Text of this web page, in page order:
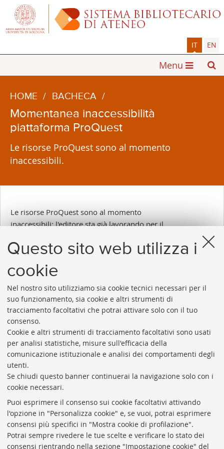
Questo sito web utilizza i
cookie
Nel nostro sito utilizziamo sia cookie tecnici necessari per il
suo funzionamento, sia cookie e altri strumenti di
tracciamento facoltativi che potrai attivare solo con il tuo
consenso.
Cookie e altri strumenti di tracciamento facoltativi sono usati
per analisi statistiche, misure sull'efficacia della
comunicazione istituzionale e analisi dei comportamenti degli
utenti.
Se chiudi questo banner continuerai la navigazione solo con i
cookie necessari.
Puoi esprimere il consenso sui cookie facoltativi attivando
l'opzione in "Personalizza cookie" e, se vuoi, potrai esprimere
consensi più specifici in "Mostra cookie di profilazione".
Potrai sempre rivedere le tue scelte e verificare lo stato dei
consensi rientrando nella sezione "Impostazione cookie" del
IT EN
Menu
HOME / BACHECA /
Momentanea inaccessibilità
piattaforma ProQuest
Le risorse ProQuest sono al momento
inaccessibili.
Le risorse ProQuest sono al momento
inaccessibili: l'editore sta già lavorando per il
Rubrica di Ateneo
Rss
Statistiche
Biblioteche di Ateneo
Sale studio
Carta dei servizi